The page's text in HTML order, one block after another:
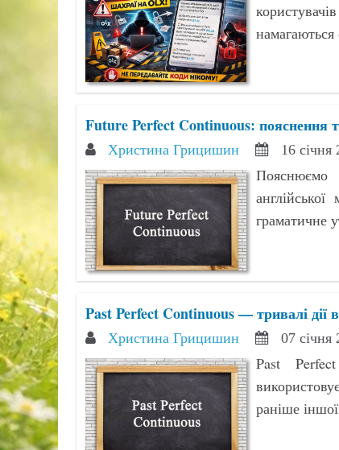
Future Perfect Continuous: пояснення
Христина Грицишин 16 січня
Пояснюємо
граматичне
Past Perfect Continuous — тривалі
Христина Грицишин 07 січня
Past
раніше